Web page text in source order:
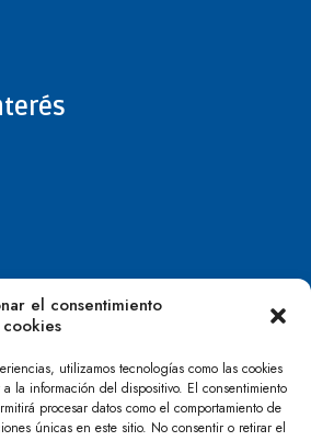
el consentimiento
utilizamos tecnologías como las cookies
la información del dispositivo. El consentimiento
procesar datos como el comportamiento de
únicas en este sitio. No consentir o retirar el
623 394 601